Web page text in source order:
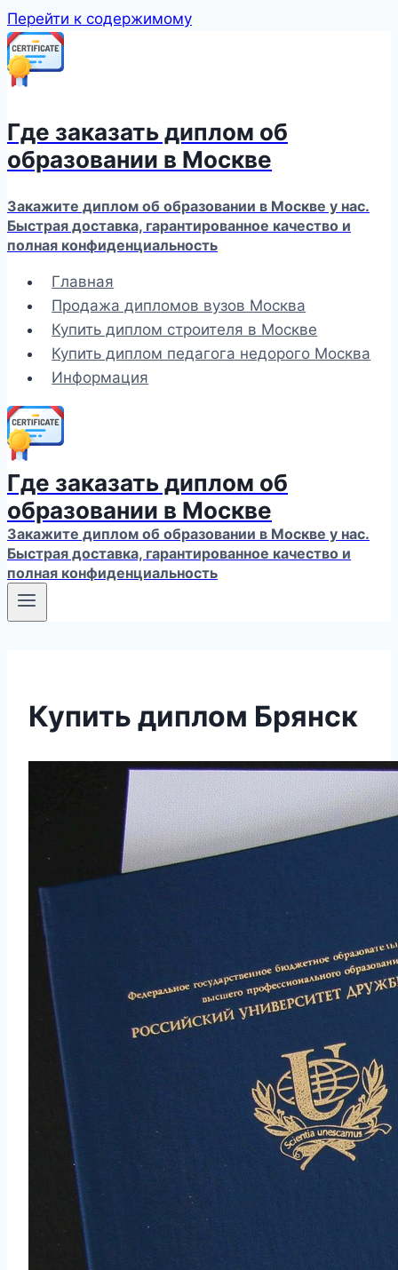
Перейти к содержимому
Где заказать диплом об
образовании в Москве
Закажите диплом об образовании в Москве у нас.
Быстрая доставка, гарантированное качество и
полная конфиденциальность
Главная
Продажа дипломов вузов Москва
Купить диплом строителя в Москве
Купить диплом педагога недорого Москва
Информация
Где заказать диплом об
образовании в Москве
Закажите диплом об образовании в Москве у нас.
Быстрая доставка, гарантированное качество и
полная конфиденциальность
Купить диплом Брянск